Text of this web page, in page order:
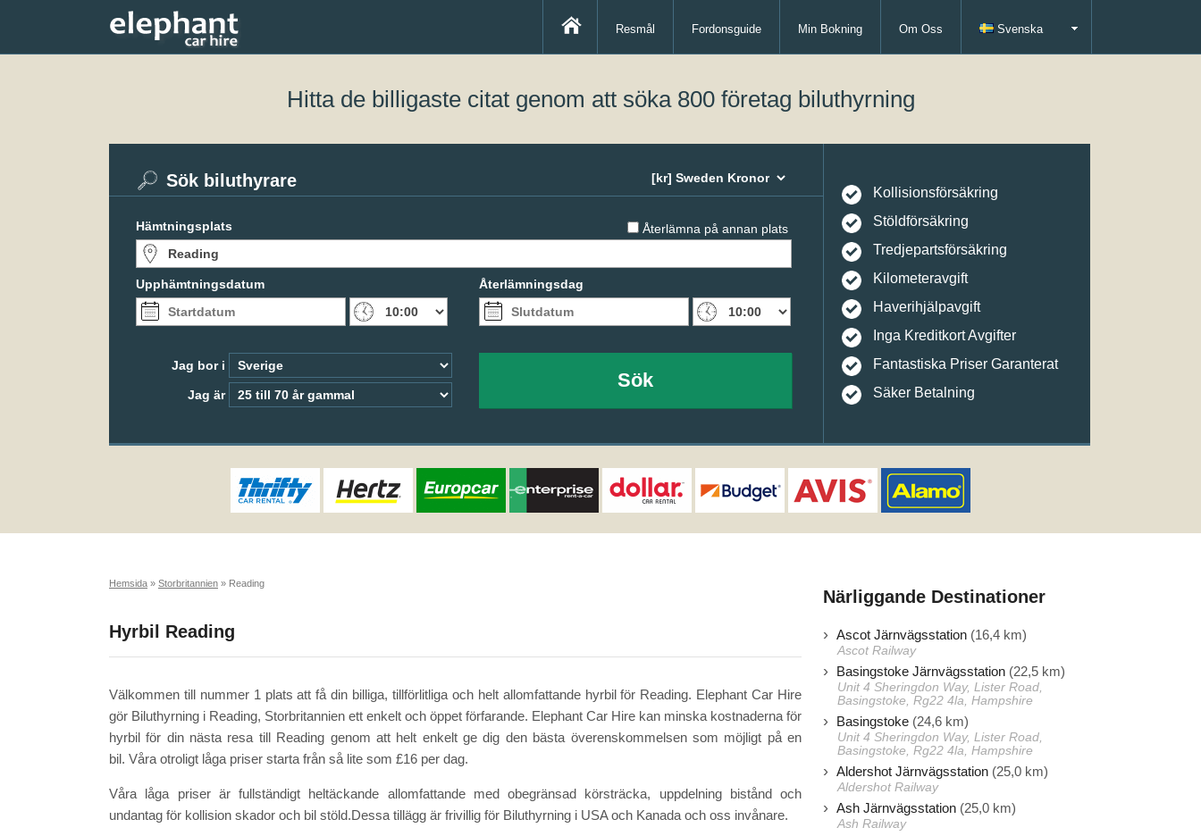
Resmål Fordonsguide Min Bokning Om Oss Svenska
Hitta de billigaste citat genom att söka 800 företag biluthyrning
Återlämna på annan plats
Sök biluthyrare
Hämtningsplats
Upphämtningsdatum Återlämningsdag
Jag bor i
Jag är
Sök
Kollisionsförsäkring
Stöldförsäkring
Tredjepartsförsäkring
Kilometeravgift
Haverihjälpavgift
Inga Kreditkort Avgifter
Fantastiska Priser Garanterat
Säker Betalning
Hemsida » Storbritannien » Reading
Hyrbil Reading
Välkommen till nummer 1 plats att få din billiga, tillförlitliga och helt allomfattande hyrbil för Reading. Elephant Car Hire
gör Biluthyrning i Reading, Storbritannien ett enkelt och öppet förfarande. Elephant Car Hire kan minska kostnaderna för
hyrbil för din nästa resa till Reading genom att helt enkelt ge dig den bästa överenskommelsen som möjligt på en
bil. Våra otroligt låga priser starta från så lite som £16 per dag.
Våra låga priser är fullständigt heltäckande allomfattande med obegränsad körsträcka, uppdelning bistånd och
undantag för kollision skador och bil stöld.Dessa tillägg är frivillig för Biluthyrning i USA och Kanada och oss invånare.
Närliggande Destinationer
Ascot Järnvägsstation (16,4 km)
Ascot Railway
Basingstoke Järnvägsstation (22,5 km)
Unit 4 Sheringdon Way, Lister Road,
Basingstoke, Rg22 4la, Hampshire
Basingstoke (24,6 km)
Unit 4 Sheringdon Way, Lister Road,
Basingstoke, Rg22 4la, Hampshire
Aldershot Järnvägsstation (25,0 km)
Aldershot Railway
Ash Järnvägsstation (25,0 km)
Ash Railway